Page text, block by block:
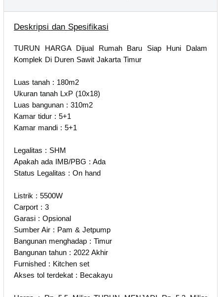
Deskripsi dan Spesifikasi
TURUN HARGA Dijual Rumah Baru Siap Huni Dalam
Komplek Di Duren Sawit Jakarta Timur
Luas tanah : 180m2
Ukuran tanah LxP (10x18)
Luas bangunan : 310m2
Kamar tidur : 5+1
Kamar mandi : 5+1
Legalitas : SHM
Apakah ada IMB/PBG : Ada
Status Legalitas : On hand
Listrik : 5500W
Carport : 3
Garasi : Opsional
Sumber Air : Pam & Jetpump
Bangunan menghadap : Timur
Bangunan tahun : 2022 Akhir
Furnished : Kitchen set
Akses tol terdekat : Becakayu